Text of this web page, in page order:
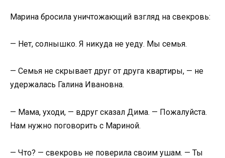
Марина бросила уничтожающий взгляд на свекровь:
— Нет, солнышко. Я никуда не уеду. Мы семья.
— Семья не скрывает друг от друга квартиры, — не
удержалась Галина Ивановна.
— Мама, уходи, — вдруг сказал Дима. — Пожалуйста.
Нам нужно поговорить с Мариной.
— Что? — свекровь не поверила своим ушам. — Ты